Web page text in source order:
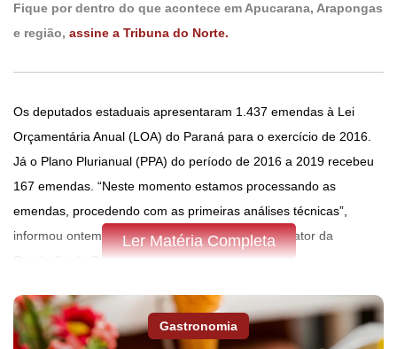
Fique por dentro do que acontece em Apucarana, Arapongas
e região, assine a Tribuna do Norte.
Os deputados estaduais apresentaram 1.437 emendas à Lei
Orçamentária Anual (LOA) do Paraná para o exercício de 2016.
Já o Plano Plurianual (PPA) do período de 2016 a 2019 recebeu
167 emendas. “Neste momento estamos processando as
emendas, procedendo com as primeiras análises técnicas”,
informou ontem o deputado Elio Rusch (DEM), relator da
Comissão de Orçamento.
Elio Rusch, que pelo quinto ano consecutivo é o relator das
propostas orçamentárias, explicou que ainda não foi possível
Ler Matéria Completa
Gastronomia